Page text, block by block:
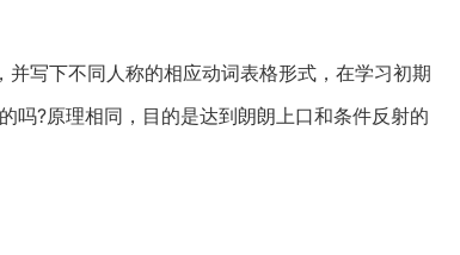
写下不同人称的相应动词表格形式，在学习初期
吗?原理相同，目的是达到朗朗上口和条件反射的